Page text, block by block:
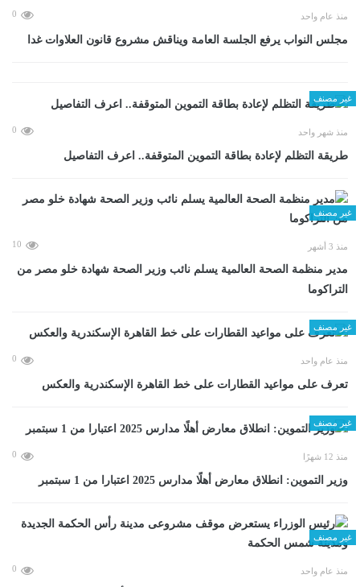
منذ عام واحد 0
مجلس النواب يرفع الجلسة العامة ويناقش مشروع قانون العلاوات غدا
غير مصنف
منذ شهر واحد 0
طريقة التظلم لإعادة بطاقة التموين المتوقفة.. اعرف التفاصيل
غير مصنف
منذ 3 أشهر 10
مدير منظمة الصحة العالمية يسلم نائب وزير الصحة شهادة خلو مصر من
التراكوما
غير مصنف
منذ عام واحد 0
تعرف على مواعيد القطارات على خط القاهرة الإسكندرية والعكس
غير مصنف
منذ 12 شهرًا 0
وزير التموين: انطلاق معارض أهلًا مدارس 2025 اعتبارا من 1 سبتمبر
غير مصنف
منذ عام واحد 0